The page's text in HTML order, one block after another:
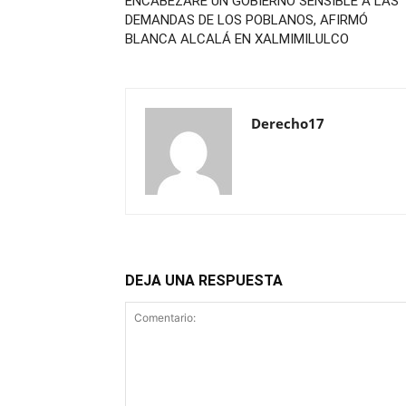
DEMANDAS DE LOS POBLANOS, AFIRMÓ
BLANCA ALCALÁ EN XALMIMILULCO
Derecho17
DEJA UNA RESPUESTA